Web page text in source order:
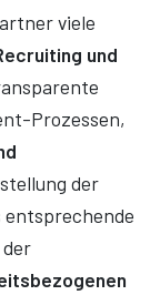
viele
und
Prozessen,
der
entsprechende